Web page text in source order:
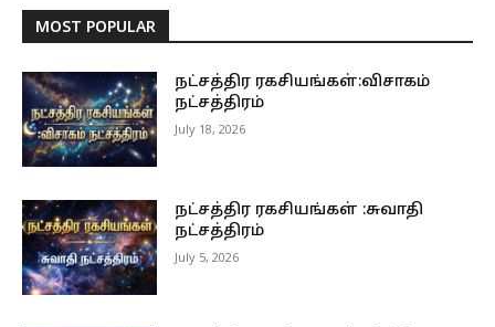
MOST POPULAR
நட்சத்திர ரகசியங்கள்:விசாகம்
நட்சத்திரம்
July 18, 2026
நட்சத்திர ரகசியங்கள் :சுவாதி
நட்சத்திரம்
July 5, 2026